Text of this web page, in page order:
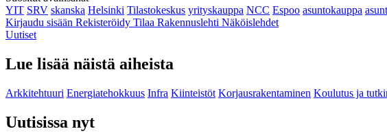
YIT SRV skanska Helsinki Tilastokeskus yrityskauppa NCC Espoo asuntokauppa
Kirjaudu sisään Rekisteröidy Tilaa Rakennuslehti Näköislehdet
Uutiset
Lue lisää näistä aiheista
Arkkitehtuuri Energiatehokkuus Infra Kiinteistöt Korjausrakentaminen Koulutus ja
Uutisissa nyt